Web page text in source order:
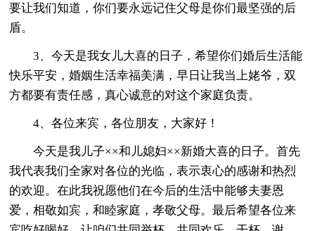
要让我们知道，你们要永远记住父母是你们最坚强的后
盾。
3、今天是我女儿大喜的日子，希望你们婚后生活能
快乐平安，婚姻生活幸福美满，早日让我当上姥爷，双
方都要有责任感，真心诚意的对这个家庭负责。
4、各位来宾，各位朋友，大家好！
今天是我儿子××和儿媳妇××新婚大喜的日子。首先
我代表我们全家对各位的光临，表示衷心的感谢和热烈
的欢迎。在此我祝愿他们在今后的生活中能够夫妻恩
爱，相敬如宾，和睦家庭，孝敬父母。最后希望各位来